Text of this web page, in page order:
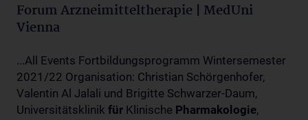
Forum Arzneimitteltherapie | MedUni
Vienna
...All Events Fortbildungsprogramm Wintersemester
2021/22 Organisation: Christian Schörgenhofer,
Valentin Al Jalali und Brigitte Schwarzer-Daum,
Universitätsklinik für Klinische Pharmakologie,